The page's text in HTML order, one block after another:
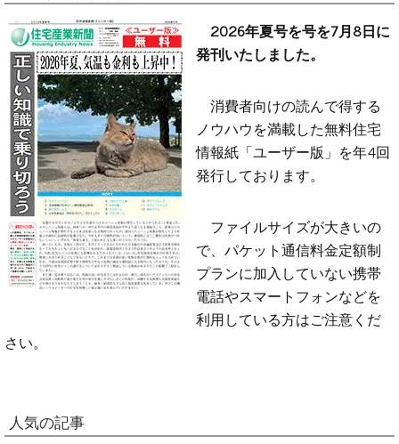
2026年夏号を号を7月8日に
発刊いたしました。
消費者向けの読んで得する
ノウハウを満載した無料住宅
情報紙「ユーザー版」を年4回
発行しております。
ファイルサイズが大きいの
で、パケット通信料金定額制
プランに加入していない携帯
電話やスマートフォンなどを
利用している方はご注意くだ
さい。
人気の記事